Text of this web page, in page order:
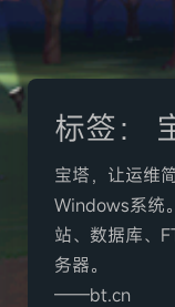
标签：
宝塔，让运维
Windows系统
站、数据库、
务器。
——bt.cn